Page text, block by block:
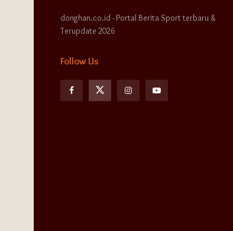
donghan.co.id - Portal Berita Sport terbaru &
Terupdate 2026
Follow Us